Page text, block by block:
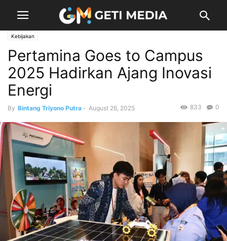
Kebijakan
Pertamina Goes to Campus
2025 Hadirkan Ajang Inovasi
Energi
By Bintang Triyono Putra - August 26, 2025 0
833